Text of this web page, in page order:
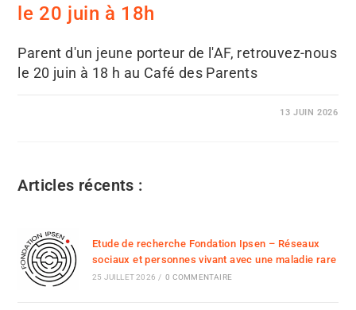
le 20 juin à 18h
Parent d'un jeune porteur de l'AF, retrouvez-nous
le 20 juin à 18 h au Café des Parents
13 JUIN 2026
Articles récents :
Etude de recherche Fondation Ipsen – Réseaux
sociaux et personnes vivant avec une maladie rare
25 JUILLET 2026 / 0 COMMENTAIRE